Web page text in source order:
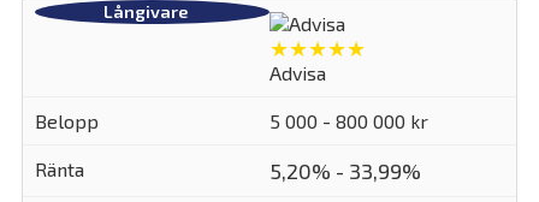
★★★★★
Advisa
5 000 - 800 000 kr
5,20% - 33,99%